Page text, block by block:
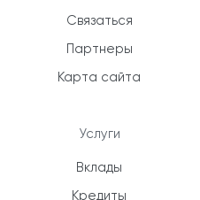
Связаться
Партнеры
Карта сайта
Услуги
Вклады
Кредиты